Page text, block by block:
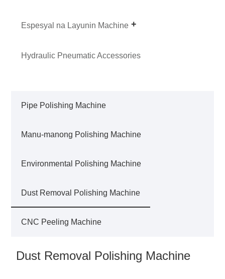
Espesyal na Layunin Machine
Hydraulic Pneumatic Accessories
Pipe Polishing Machine
Manu-manong Polishing Machine
Environmental Polishing Machine
Dust Removal Polishing Machine
CNC Peeling Machine
Dust Removal Polishing Machine